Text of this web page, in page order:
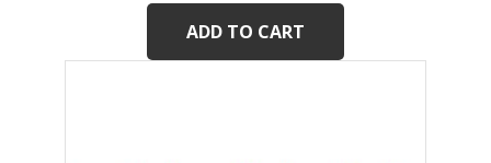
ADD TO CART